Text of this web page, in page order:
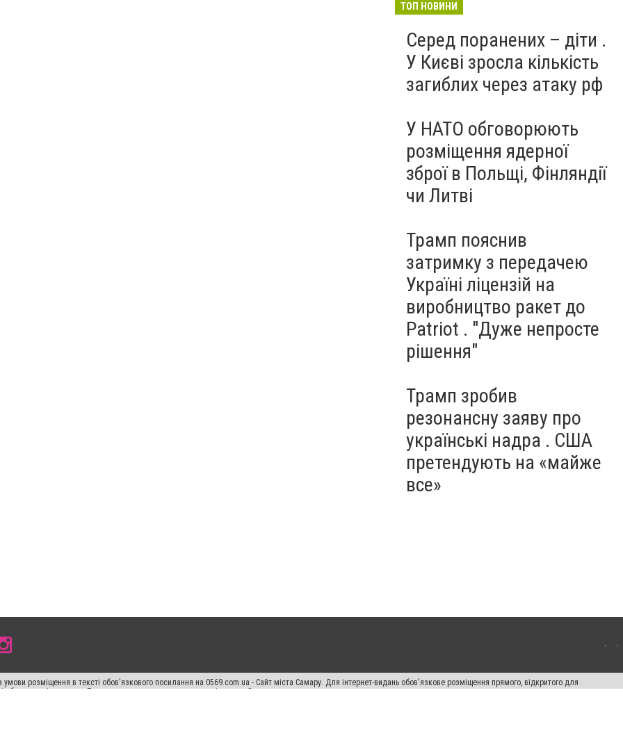
ТОП НОВИНИ
Серед поранених – діти .
У Києві зросла кількість
загиблих через атаку рф
У НАТО обговорюють
розміщення ядерної
зброї в Польщі, Фінляндії
чи Литві
Трамп пояснив
затримку з передачею
Україні ліцензій на
виробництво ракет до
Patriot . "Дуже непросте
рішення"
Трамп зробив
резонансну заяву про
українські надра . США
претендують на «майже
все»
розміщення в тексті обов'язкового посилання на 0569.com.ua - Сайт міста Самару. Для інтернет-видань обов'язкове розміщення прямого, відкритого для
або в якості джерела. Порушення виняткових прав переслідується Законом.